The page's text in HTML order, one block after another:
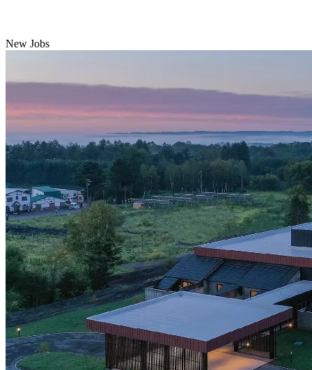
New Jobs